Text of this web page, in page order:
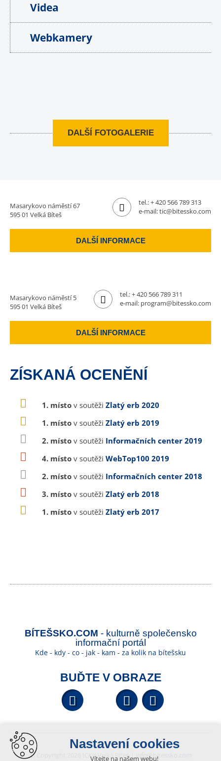
Videa
Webkamery
DALŠÍ FOTOGALERIE
Masarykovo náměstí 67
595 01 Velká Bíteš
tel.:+ 420 566 789 313
e-mail:tic@bitessko.com
DALŠÍ INFORMACE
Masarykovo náměstí 5
595 01 Velká Bíteš
tel.:+ 420 566 789 311
e-mail: program@bitessko.com
DALŠÍ INFORMACE
ZÍSKANÁ OCENĚNÍ
1. místo v soutěži Zlatý erb 2020
1. místo v soutěži Zlatý erb 2019
2. místo v soutěži Informačních center 2019
4. místo v soutěži WebTop100 2019
2. místo v soutěži Informačních center 2018
3. místo v soutěži Zlatý erb 2018
1. místo v soutěži Zlatý erb 2017
BÍTEŠSKO.COM - kulturně společensko
informační portál
Kde - kdy - co - jak - kam - za kolik na bítešsku
BUĎTE V OBRAZE
Facebook YouTube
© Copyright 2026 ICKK Velká Bíteš | info@bitessko.com
Nastavení cookies
Vítejte na našem webu!